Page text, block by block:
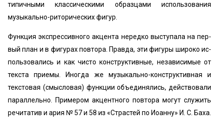
типичными классическими образ­цами использования
музыкально-риторических фигур.
Функция экспрессивного акцента нередко выступала на пер­
вый план и в фигурах повтора. Правда, эти фигуры широко ис­
пользовались и как чисто конструктивные, независимые от
тек­ста приемы. Иногда же музыкально-конструктивная и
текстовая (смысловая) функции объединялись, действовали
параллельно. Примером акцентного повтора могут служить
речитатив и ария № 57 и 58 из «Страстей по Иоанну» И. С. Баха.